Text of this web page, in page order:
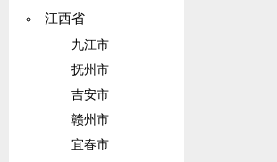
江西省
九江市
抚州市
吉安市
赣州市
宜春市